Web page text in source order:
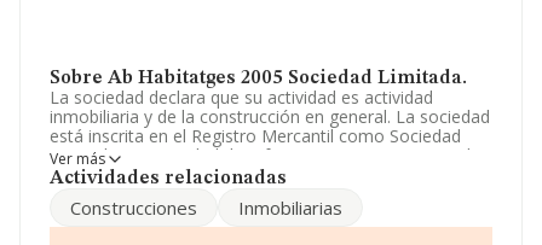
Sobre Ab Habitatges 2005 Sociedad Limitada.
La sociedad declara que su actividad es actividad
inmobiliaria y de la construcción en general. La sociedad
está inscrita en el Registro Mercantil como Sociedad
Limitada. La actividad de referencia CNAE corresponde
a '%cnae%', cuyo Código es 4101. La empresa no tiene
La empresaAb Habitatges 2005 Sociedad Limitada,
Ver más
Actividades relacionadas
Construcciones Inmobiliarias